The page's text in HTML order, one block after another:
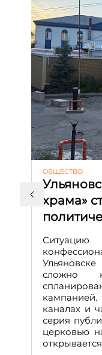
ОБЩЕСТВО
храма»
сложно
каналах и
серия
церковью